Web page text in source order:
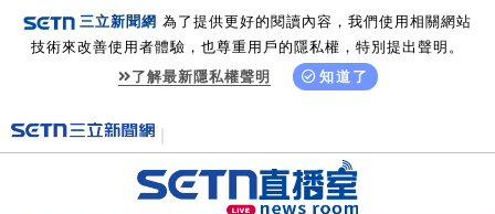
三立新聞網 為了提供更好的閱讀內容，我們使用相關網站
技術來改善使用者體驗，也尊重用戶的隱私權，特別提出聲明。
了解最新隱私權聲明
知道了